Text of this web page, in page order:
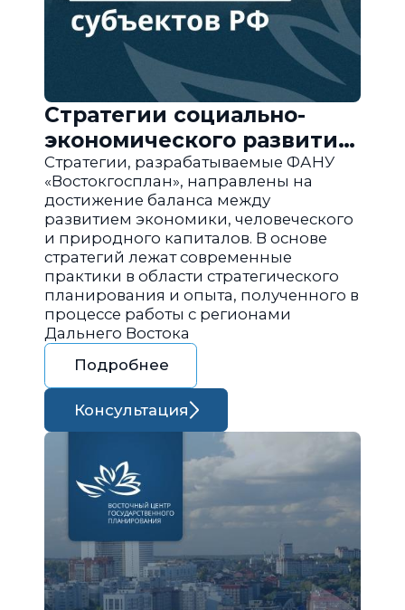
Стратегии социально-
экономического развития
субъектов РФ
Стратегии, разрабатываемые ФАНУ
«Востокгосплан», направлены на
достижение баланса между
развитием экономики, человеческого
и природного капиталов. В основе
стратегий лежат современные
практики в области стратегического
планирования и опыта, полученного в
процессе работы с регионами
Дальнего Востока
Подробнее
Консультация